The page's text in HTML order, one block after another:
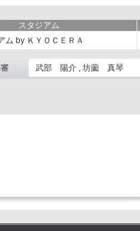
スタジアム
ム by ＫＹＯＣＥＲＡ
武部 陽介 , 坊薗 真琴